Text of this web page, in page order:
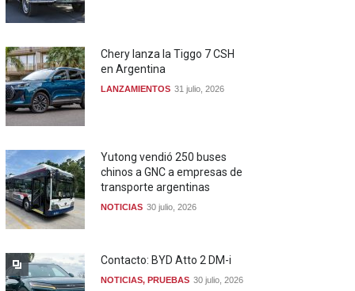
Chery lanza la Tiggo 7 CSH
en Argentina
LANZAMIENTOS 31 julio, 2026
Yutong vendió 250 buses
chinos a GNC a empresas de
transporte argentinas
NOTICIAS 30 julio, 2026
Contacto: BYD Atto 2 DM-i
NOTICIAS, PRUEBAS 30 julio, 2026